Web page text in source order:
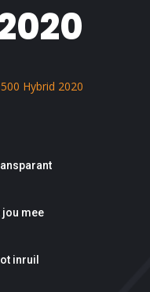
Hybrid 2020
jou mee
inruil